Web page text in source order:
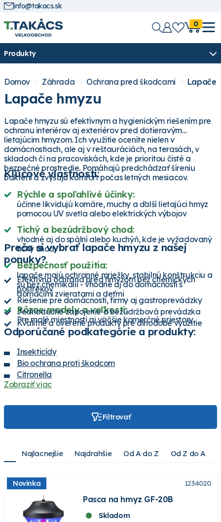
info@takacs.sk
0
Produkty
Domov Záhrada Ochrana pred škodcami Lapače
Lapače hmyzu
Lapače hmyzu sú efektívnym a hygienickým riešením pre
ochranu interiérov aj exteriérov pred dotieravým
lietajúcim hmyzom. Ich využitie oceníte nielen v
domácnostiach, ale aj v reštauráciách, na terasách, v
skladoch či na pracoviskách, kde je prioritou čisté a
bezpečné prostredie. Pomáhajú predchádzať šíreniu
baktérií a zvyšujú komfort počas letných mesiacov.
Kľúčové vlastnosti:
Rýchle a spoľahlivé účinky:
účinne likvidujú komáre, muchy a ďalší lietajúci hmyz
pomocou UV svetla alebo elektrických výbojov
Tichý a bezúdržbový chod:
vhodné aj do spální alebo kuchýň, kde je vyžadovaný
tichý chod
Bezpečnosť použitia:
lapače majú ochranné mriežky, stabilnú konštrukciu a
sú bez chemikálií - vhodné aj do domácností s
domácimi zvieratami a deťmi
Rôzne modely a veľkosti:
Pre malé miestnosti aj väčšie komerčné priestory
Prečo si vybrať lapače hmyzu z našej
ponuky?
Efektívna ochrana pred hmyzom bez chemických
postrekov
Riešenie pre domácnosti, firmy aj gastroprevádzky
Jednoduché zapojenie a bezúdržbová prevádzka
Kvalitné a overené produkty pre dlhodobé využitie
Odporúčané podkategórie a produkty:
Insekticídy
Bio ochrana proti škodcom
Citronella
Ultrazvukové odpudzovače Weitech
drobných cicavcov a vtákov)
Ručný odpudzovač komárov
Zobraziť viac
Filtrovať
Najlacnejšie Najdrahšie Od A do Z Od Z do A
Novinka 1234020
Pasca na hmyz GF-20B
Skladom